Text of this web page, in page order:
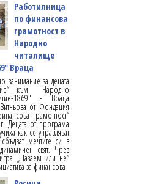
Работилница
по финансова
грамотност в
Народно
читалище
Враца
занимание за децата
към Народно
1869" - Враца
от Фондация
грамотност“
Децата от програма
как се управляват
мечтите си в
свят. Чрез
„Назаем или не“
за финансова